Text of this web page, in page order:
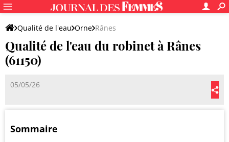
Qualité de l'eau Orne Rânes
Qualité de l'eau du robinet à Rânes
(61150)
05/05/26
Sommaire